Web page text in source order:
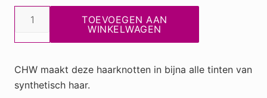
Haarrol,
CHW,
eigen
atelier
TOEVOEGEN AAN
WINKELWAGEN
CHW maakt deze haarknotten in bijna alle tinten van
synthetisch haar.